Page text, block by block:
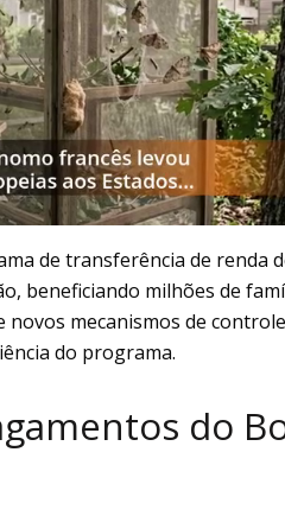
de transferência de renda
beneficiando milhões de
novos mecanismos de
do programa.
do